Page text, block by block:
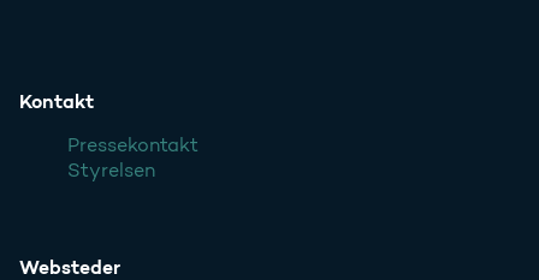
Kontakt
Pressekontakt
Styrelsen
Websteder